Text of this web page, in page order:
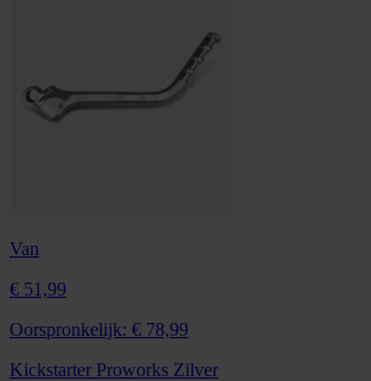
Van
€ 51,99
Oorspronkelijk: € 78,99
Kickstarter Proworks Zilver